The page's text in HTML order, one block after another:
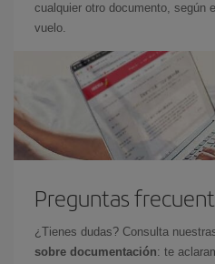
cualquier otro documento, según
vuelo.
Preguntas
¿Tienes dudas? Consulta
sobre documentación: te